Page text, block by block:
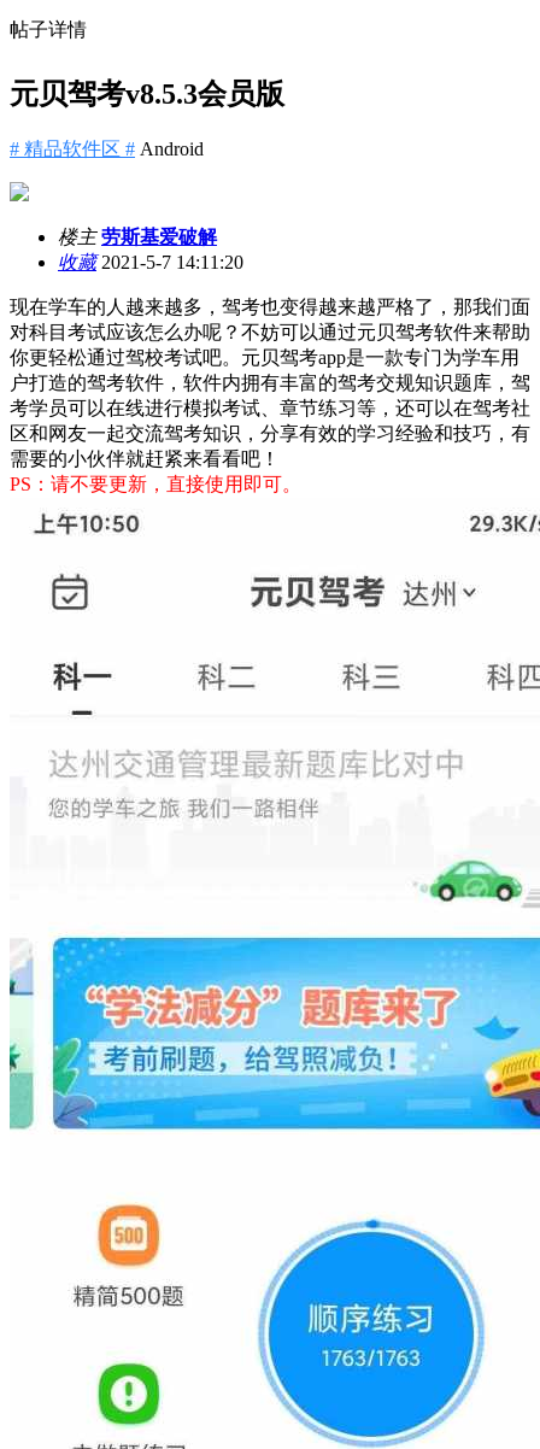
帖子详情
元贝驾考v8.5.3会员版
# 精品软件区 # Android
楼主 劳斯基爱破解
收藏2021-5-7 14:11:20
现在学车的人越来越多，驾考也变得越来越严格了，那我们面
对科目考试应该怎么办呢？不妨可以通过元贝驾考软件来帮助
你更轻松通过驾校考试吧。元贝驾考app是一款专门为学车用
户打造的驾考软件，软件内拥有丰富的驾考交规知识题库，驾
考学员可以在线进行模拟考试、章节练习等，还可以在驾考社
区和网友一起交流驾考知识，分享有效的学习经验和技巧，有
需要的小伙伴就赶紧来看看吧！
PS：请不要更新，直接使用即可。